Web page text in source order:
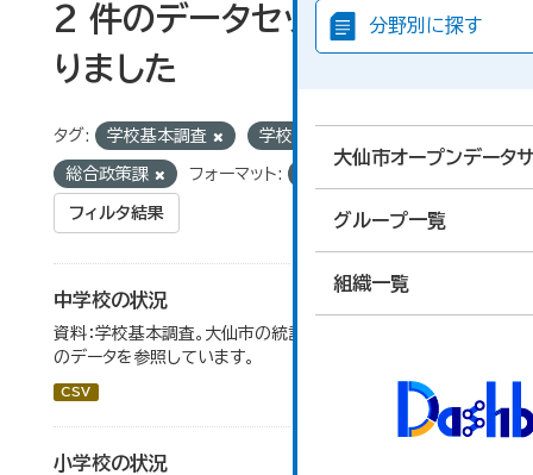
分野別に探す
大仙市オープンデータ
グループ一覧
組織一覧
2 件のデータセットが見つか
りました
タグ: 学校基本調査 学校数
総合政策課 フォーマット:
フィルタ結果
中学校の状況
資料：学校基本調査。大仙市の統計「14-5 中学校の状況」
のデータを参照しています。
CSV
小学校の状況